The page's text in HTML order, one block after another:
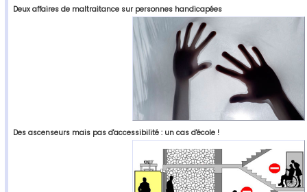
Deux affaires de maltraitance sur personnes handicapées
Des ascenseurs mais pas d'accessibilité : un cas d'école !